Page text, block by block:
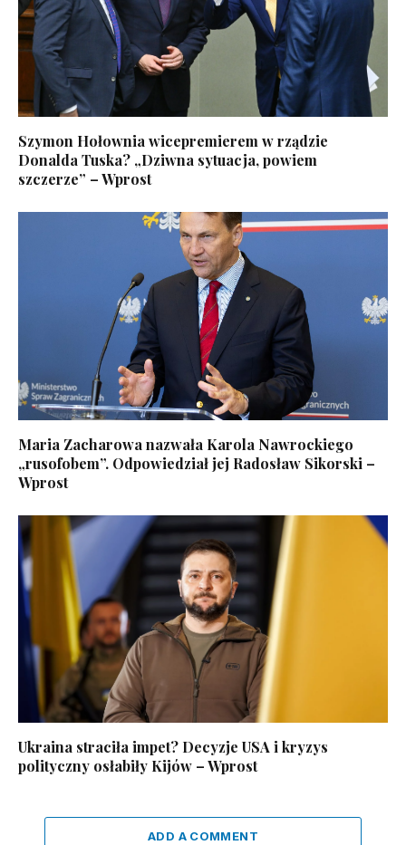
Szymon Hołownia wicepremierem w rządzie
Donalda Tuska? „Dziwna sytuacja, powiem
szczerze” – Wprost
Maria Zacharowa nazwała Karola Nawrockiego
„rusofobem”. Odpowiedział jej Radosław Sikorski –
Wprost
Ukraina straciła impet? Decyzje USA i kryzys
polityczny osłabiły Kijów – Wprost
ADD A COMMENT